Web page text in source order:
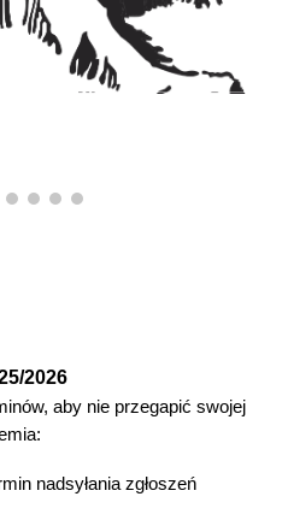
2026
aby nie przegapić swojej
nadsyłania zgłoszeń